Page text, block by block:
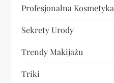
Profesjonalna Kosmetyka
Sekrety Urody
Trendy Makijażu
Triki